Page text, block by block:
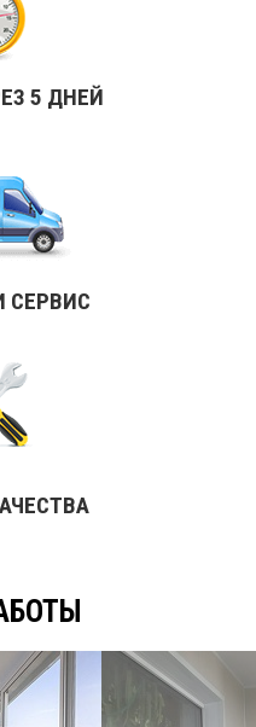
5 ДНЕЙ
СЕРВИС